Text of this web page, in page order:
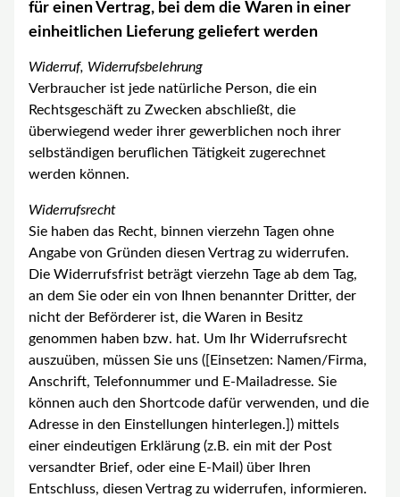
für einen Vertrag, bei dem die Waren in einer
einheitlichen Lieferung geliefert werden
Widerruf, Widerrufsbelehrung
Verbraucher ist jede natürliche Person, die ein
Rechtsgeschäft zu Zwecken abschließt, die
überwiegend weder ihrer gewerblichen noch ihrer
selbständigen beruflichen Tätigkeit zugerechnet
werden können.
Widerrufsrecht
Sie haben das Recht, binnen vierzehn Tagen ohne
Angabe von Gründen diesen Vertrag zu widerrufen.
Die Widerrufsfrist beträgt vierzehn Tage ab dem Tag,
an dem Sie oder ein von Ihnen benannter Dritter, der
nicht der Beförderer ist, die Waren in Besitz
genommen haben bzw. hat. Um Ihr Widerrufsrecht
auszuüben, müssen Sie uns ([Einsetzen: Namen/Firma,
Anschrift, Telefonnummer und E-Mailadresse. Sie
können auch den Shortcode dafür verwenden, und die
Adresse in den Einstellungen hinterlegen.]) mittels
einer eindeutigen Erklärung (z.B. ein mit der Post
versandter Brief, oder eine E-Mail) über Ihren
Entschluss, diesen Vertrag zu widerrufen, informieren.